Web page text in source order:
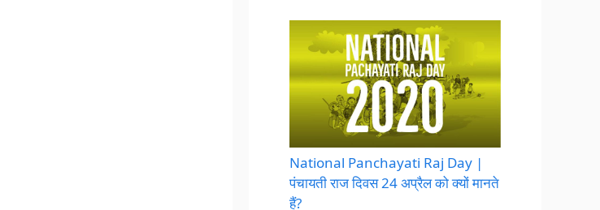
National Panchayati Raj Day |
पंचायती राज दिवस 24 अप्रैल को क्यों मानते
हैं?